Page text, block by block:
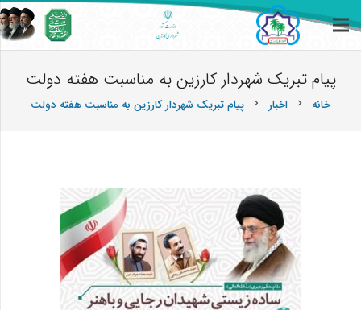
پیام تبریک شهردار کارزین به مناسبت هفته دولت
خانه chevron_right اخبار chevron_right پیام تبریک شهردار کارزین به مناسبت هفته دولت